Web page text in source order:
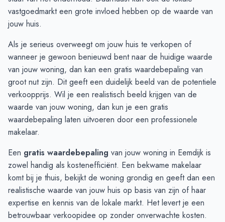
December € 1.137.000
€ 565.000
Januari
Maart
€ 1.297.500 -
April
€ 1.156.666 -
Mei
€ 1.186.000 -
Juni
€ 1.055.000-
vastgoedmarkt een grote invloed hebben op de waarde van
jouw huis.
Als je serieus overweegt om jouw huis te verkopen of
wanneer je gewoon benieuwd bent naar de huidige waarde
van jouw woning, dan kan een gratis waardebepaling van
groot nut zijn. Dit geeft een duidelijk beeld van de potentiele
verkoopprijs. Wil je een realistisch beeld krijgen van de
waarde van jouw woning, dan kun je een gratis
waardebepaling laten uitvoeren door een professionele
makelaar.
Een gratis waardebepaling van jouw woning in Eemdijk is
zowel handig als kostenefficiënt. Een bekwame makelaar
komt bij je thuis, bekijkt de woning grondig en geeft dan een
realistische waarde van jouw huis op basis van zijn of haar
expertise en kennis van de lokale markt. Het levert je een
betrouwbaar verkoopidee op zonder onverwachte kosten.